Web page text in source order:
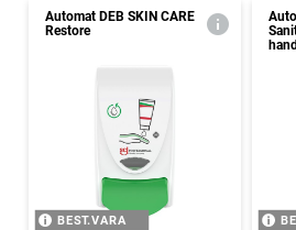
Automat DEB SKIN CARE
Restore
BEST.VARA